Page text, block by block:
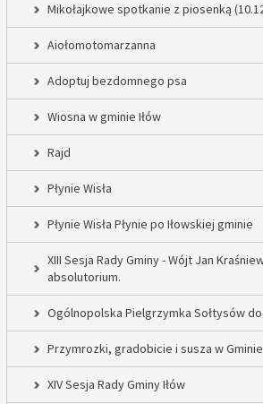
Mikołajkowe spotkanie z piosenką
Aiołomotomarzanna
Adoptuj bezdomnego psa
Wiosna w gminie Iłów
Rajd
Płynie Wisła
Płynie Wisła Płynie po Iłowskiej gminie
XIII Sesja Rady Gminy - Wójt Jan
absolutorium.
Ogólnopolska Pielgrzymka Sołtysów do
Przymrozki, gradobicie i susza w Gminie
XIV Sesja Rady Gminy Iłów